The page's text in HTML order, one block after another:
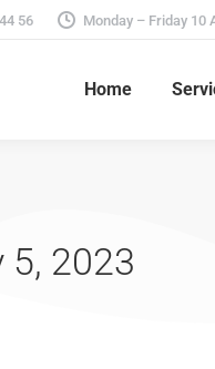
56 Monday – Friday 10
Home
5, 2023